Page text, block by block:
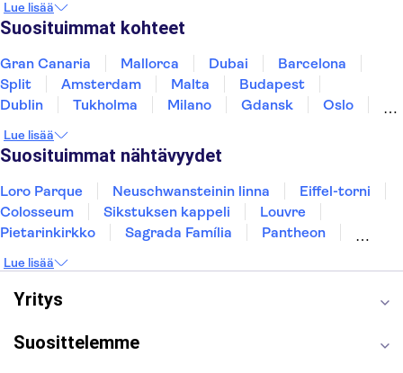
Thaimaa
Turkki
Lue lisää
Suosituimmat kohteet
Gran Canaria Mallorca Dubai
Barcelona
Split
Amsterdam Malta
Budapest
Dublin
Tukholma Milano Gdansk
Oslo
Tallinna
Ljubljana Riika
Lue lisää
Suosituimmat nähtävyydet
Loro Parque Neuschwansteinin linna
Eiffel-torni
Colosseum
Sikstuksen kappeli
Louvre
Pietarinkirkko
Sagrada Família
Pantheon
Keukenhof
London Eye
Montmartre
Wieliczkan suolakaivos
Caminito del Rey
Lue lisää
Yritys
Suosittelemme